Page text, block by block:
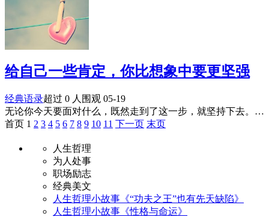
给自己一些肯定，你比想象中要更坚强
经典语录超过 0 人围观 05-19
无论你今天要面对什么，既然走到了这一步，就坚持下去。…
首页 1 2 3 4 5 6 7 8 9 10 11 下一页 末页
人生哲理
为人处事
职场励志
经典美文
人生哲理小故事《“功夫之王”也有先天缺陷》
人生哲理小故事《性格与命运》